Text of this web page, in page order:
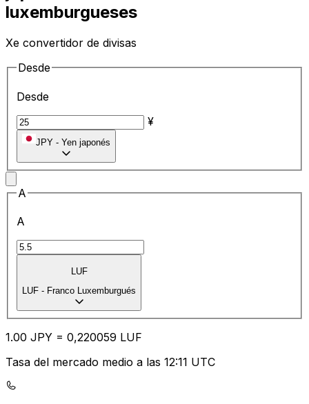
luxemburgueses
Xe convertidor de divisas
Desde
Desde
¥
JPY - Yen japonés
A
A
LUF
LUF - Franco Luxemburgués
1.00 JPY = 0,220059 LUF
Tasa del mercado medio a las 12:11 UTC